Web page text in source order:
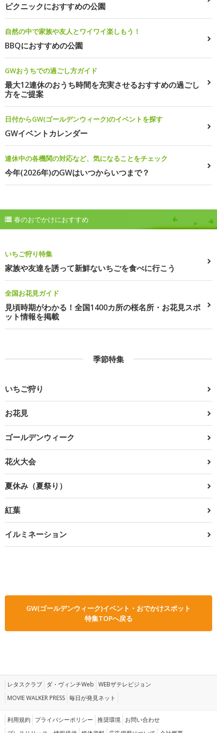
ピクニックにおすすめの公園
自然の中で家族や友人とワイワイ楽しもう！
BBQにおすすめの公園
GWおうちでの過ごし方ガイド
最大12連休のおうち時間を充実させるおすすめの過ごし
方をご提案
日付からGW(ゴールデンウィーク)のイベントを探す
GWイベントカレンダー
連休中の各機関の対応など、気になることをチェック
今年(2026年)のGWはいつからいつまで？
春のおでかけにおすすめ
いちご狩り特集
家族や友達を誘って新鮮ないちごを食べに行こう
全国お花見ガイド
見頃時期がわかる！全国1400カ所の桜名所・お花見スポ
ット情報を掲載
季節特集
いちご狩り
お花見
ゴールデンウィーク
花火大会
夏休み（夏祭り）
紅葉
イルミネーション
GW(ゴールデンウィーク)イベント・おでかけスポット
特集TOPへ戻る
レタスクラブ ダ・ヴィンチWeb WEBザテレビジョン
MOVIE WALKER PRESS 毎日が発見ネット
利用規約 プライバシーポリシー 推奨環境 お問い合わせ